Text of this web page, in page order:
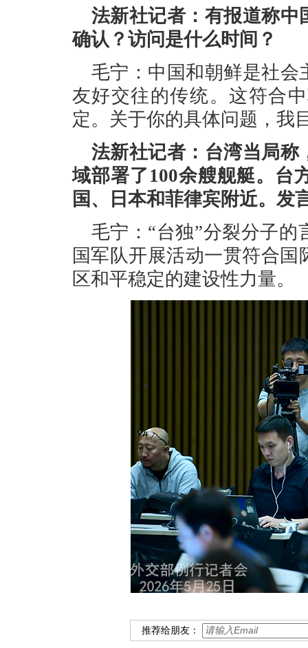
法新社记者：有报道称中
确认？访问是什么时间？
毛宁：中国和朝鲜是社会
友好交往的传统。这符合
定。关于你的具体问题，我
法新社记者：台湾当局称
域部署了100余艘舰艇。台
国、日本和菲律宾附近。发
毛宁：“台独”分裂分子
国军队开展活动一贯符合
区和平稳定的建设性力量。
推荐给朋友：